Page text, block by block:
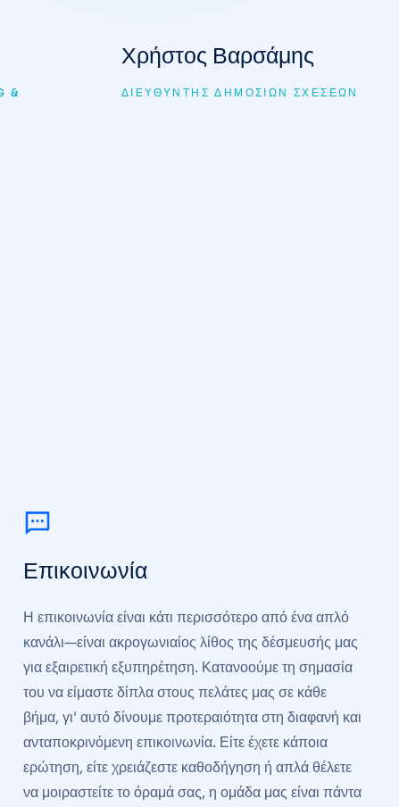
&
Χρήστος Βαρσάμης
ΔΙΕΥΘΥΝΤΉΣ ΔΗΜΟΣΊΩΝ ΣΧΈΣΕΩΝ
Επικοινωνία
Η επικοινωνία είναι κάτι περισσότερο από ένα απλό
κανάλι—είναι ακρογωνιαίος λίθος της δέσμευσής μας
για εξαιρετική εξυπηρέτηση. Κατανοούμε τη σημασία
του να είμαστε δίπλα στους πελάτες μας σε κάθε
βήμα, γι' αυτό δίνουμε προτεραιότητα στη διαφανή και
ανταποκρινόμενη επικοινωνία. Είτε έχετε κάποια
ερώτηση, είτε χρειάζεστε καθοδήγηση ή απλά θέλετε
να μοιραστείτε το όραμά σας, η ομάδα μας είναι πάντα